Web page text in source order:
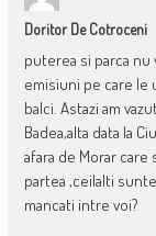
Doritor De Cotroceni
puterea si parca nu
emisiuni pe care le
balci. Astazi am
Badea,alta data la
afara de Morar
partea ,ceilalti
mancati intre voi?